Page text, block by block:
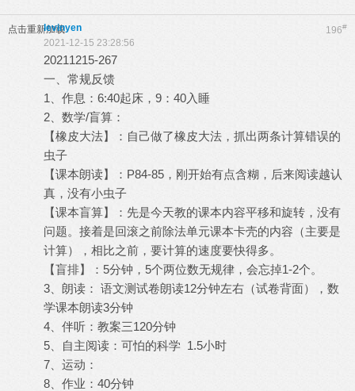
点击重新加载 196#
levinyen
2021-12-15 23:28:56
20211215-267
一、常规反馈
1、作息：6:40起床，9：40入睡
2、数学/盲算：
【橡皮大法】：自己做了橡皮大法，抓出两条计算错误的
虫子
【课本朗读】：P84-85，刚开始有点含糊，后来阅读越认
真，没有小虫子
【课本盲算】：先是今天教的课本内容平移和旋转，没有
问题。接着是回滚之前除法单元课本卡壳的内容（主要是
计算），相比之前，要计算的速度要快得多。
【盲排】：5分钟，5个两位数无规律，会忘掉1-2个。
3、朗读： 语文测试卷朗读12分钟左右（试卷背面），数
学课本朗读3分钟
4、伴听：教案三120分钟
5、自主阅读：可怕的科学 1.5小时
7、运动：
8、作业：40分钟